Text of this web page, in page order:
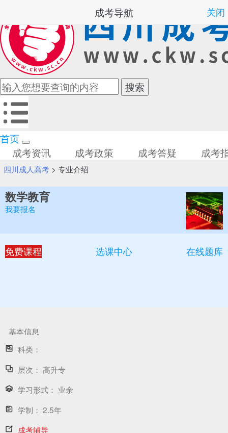
首页
成考资讯
成考政策 成考答疑 成考
四川成人高考> 专业介绍
数学教育
我要报名
免费课程 选课中心 在线题库
基本信息
科类：
层次： 高升专
学习形式： 业余
学制： 2.5年
成考辅导
成考导航 关闭